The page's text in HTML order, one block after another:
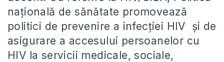
naţională de sănătate promovează
politici de prevenire a infecției HIV și de
asigurare a accesului persoanelor cu
HIV la servicii medicale, sociale,